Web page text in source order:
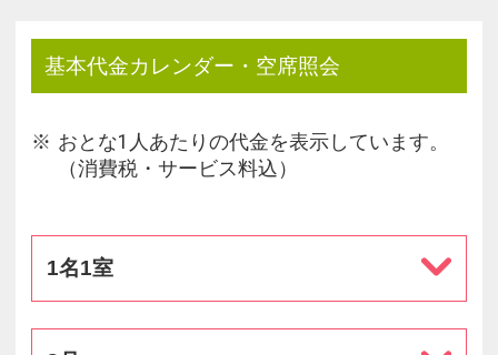
基本代金カレンダー・空席照会
おとな1人あたりの代金を表示しています。
（消費税・サービス料込）
1名1室